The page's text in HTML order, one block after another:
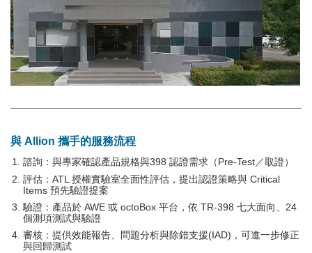
與 Allion 攜手的服務流程
諮詢：與專家確認產品規格與398 認證需求（Pre-Test／取證）
評估：ATL 授權實驗室全面性評估，提出認證策略與 Critical
Items 預先驗證提案
驗證：產品於 AWE 或 octoBox 平台，依 TR-398 七大面向、24
個測項測試與驗證
審核：提供效能報告、問題分析與除錯支援(IAD)，可進一步修正
與回歸測試